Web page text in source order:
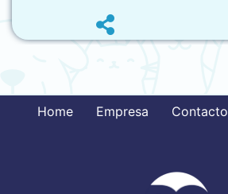
Home Empresa Contacto